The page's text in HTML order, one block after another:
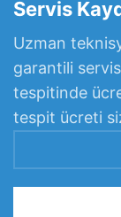
Servis
Uzman
garantili
tespitinde
tespit ücreti